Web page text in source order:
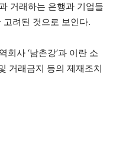
거래하는 은행과 기업들
려된 것으로 보인다.
사 ‘남촌강’과 이란 소
거래금지 등의 제재조치